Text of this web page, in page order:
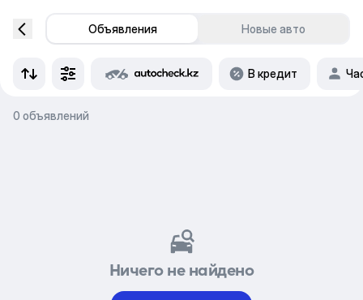
Объявления Новые авто
В кредит
0 объявлений
Ничего не найдено